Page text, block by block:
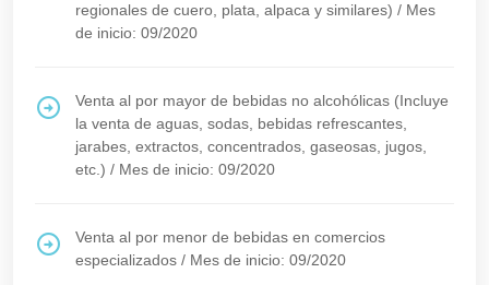
regionales de cuero, plata, alpaca y similares) / Mes
de inicio: 09/2020
Venta al por mayor de bebidas no alcohólicas (Incluye
la venta de aguas, sodas, bebidas refrescantes,
jarabes, extractos, concentrados, gaseosas, jugos,
etc.) / Mes de inicio: 09/2020
Venta al por menor de bebidas en comercios
especializados / Mes de inicio: 09/2020